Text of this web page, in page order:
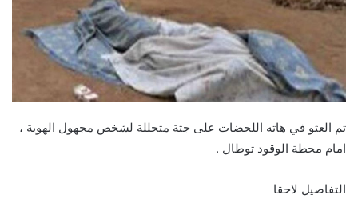
تم العثو في هاته اللحضات على جثة متحللة لشخص مجهول الهوية ،
امام محطة الوقود توطال .
التفاصيل لاحقا